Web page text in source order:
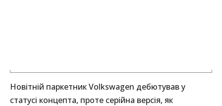
Новітній паркетник Volkswagen дебютував у
статусі концепта, проте серійна версія, як